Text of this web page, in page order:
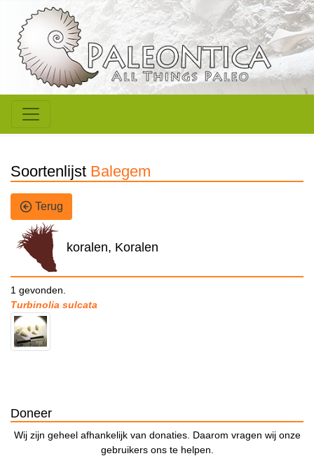
Soortenlijst Balegem
Terug
koralen, Koralen
1 gevonden.
Turbinolia sulcata
Doneer
Wij zijn geheel afhankelijk van donaties. Daarom vragen wij onze
gebruikers ons te helpen.